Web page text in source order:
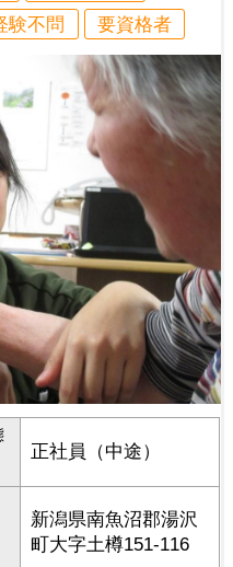
験不問 要資格者
正社員（中途）
新潟県南魚沼郡湯沢
町大字土樽151-116